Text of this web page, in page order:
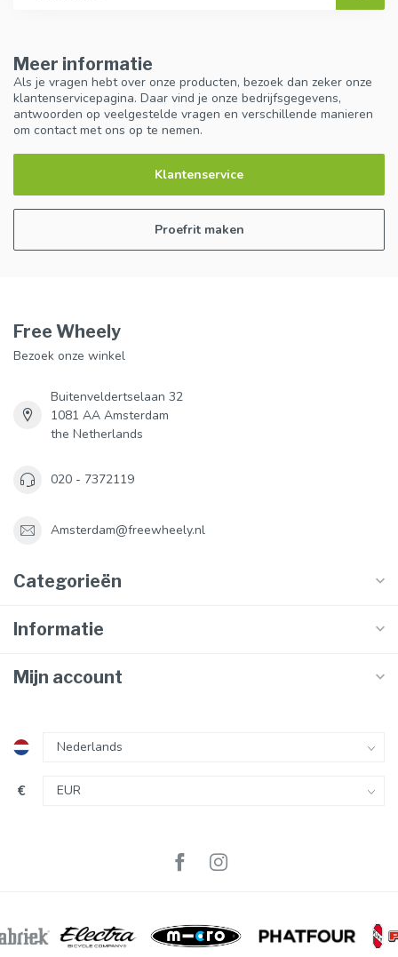
Meer informatie
Als je vragen hebt over onze producten, bezoek dan zeker onze
klantenservicepagina. Daar vind je onze bedrijfsgegevens,
antwoorden op veelgestelde vragen en verschillende manieren
om contact met ons op te nemen.
Klantenservice
Proefrit maken
Free Wheely
Bezoek onze winkel
Buitenveldertselaan 32
1081 AA Amsterdam
the Netherlands
020 - 7372119
Amsterdam@freewheely.nl
Categorieën
Informatie
Mijn account
€